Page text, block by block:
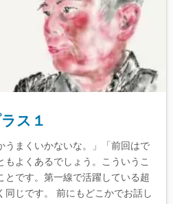
ス１
うまくいかないな。」「前回はで
もよくあるでしょう。こういうこ
とです。第一線で活躍している超
同じです。 前にもどこかでお話し